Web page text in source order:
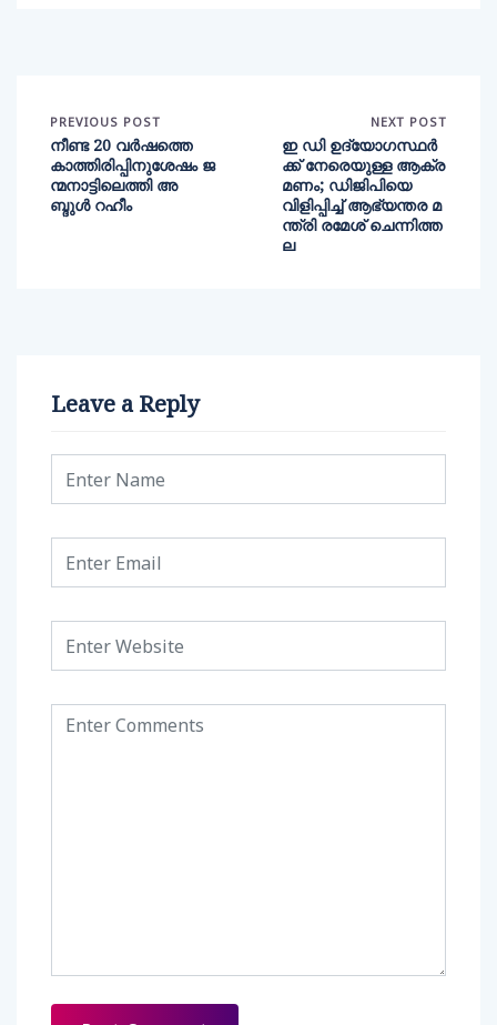
PREVIOUS POST
നീണ്ട 20 വർഷത്തെ
കാത്തിരിപ്പിനുശേഷം ജ
ന്മനാട്ടിലെത്തി അ
ബ്ദുള്‍ റഹീം
NEXT POST
ഇ ഡി ഉദ്യോഗസ്ഥർ
ക്ക് നേരെയുള്ള ആക്ര
മണം; ഡിജിപിയെ
വിളിപ്പിച്ച് ആഭ്യന്തര മ
ന്ത്രി രമേശ് ചെന്നിത്ത
ല
Leave a Reply